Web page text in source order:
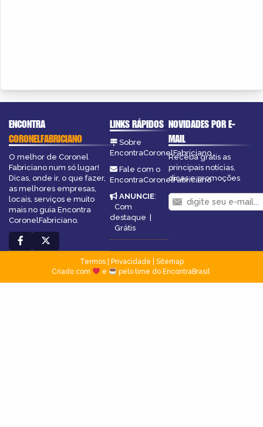
ENCONTRA
CORONELFABRICIANO
O melhor de Coronel
Fabriciano num só lugar!
Dicas, onde ir, o que fazer,
as melhores empresas,
locais, serviços e muito
mais no guia Encontra
CoronelFabriciano.
LINKS RÁPIDOS
Sobre
EncontraCoronelFabriciano
Fale com o
EncontraCoronelFabriciano
ANUNCIE:
Com
destaque |
Grátis
NOVIDADES POR E-
MAIL
Receba grátis as
principais notícias,
dicas e promoções
Termos| Privacidade
Sitemap
Criado com
e pelo time do EncontraBrasil